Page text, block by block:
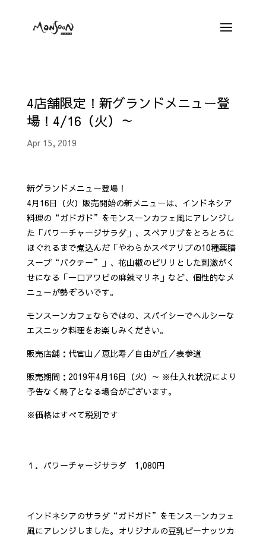
4店舗限定！新グランドメニュー登
場！4/16（火）～
Apr 15, 2019
新グランドメニュー登場！
4月16日（火）販売開始の新メニューは、インドネシア
料理の“ガドガド”をモンスーンカフェ風にアレンジし
た「パワーチャージサラダ」、スペアリブをとろとろに
ほぐれるまで煮込んだ「やわらかスペアリブの10種薬膳
スープ“バクテー”」、花山椒のピリリとした刺激がく
せになる「一口アワビの麻辣マリネ」など、個性的なメ
ニューが勢ぞろいです。
モンスーンカフェならではの、スパイシーでヘルシーな
エスニック料理をお楽しみください。
販売店舗：代官山／恵比寿／自由が丘／表参道
販売期間：2019年4月16日（火）～ ※仕入れ状況により
予告なく終了となる場合がございます。
※価格はすべて税別です
１．パワーチャージサラダ 1,080円
インドネシアのサラダ“ガドガド”をモンスーンカフェ
風にアレンジしました。オリジナルの豆乳ピーナッツカ